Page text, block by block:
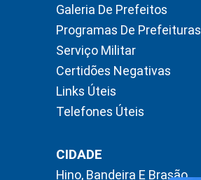
Galeria De Prefeitos
Programas De Prefeituras
Serviço Militar
Certidões Negativas
Links Úteis
Telefones Úteis
CIDADE
Hino, Bandeira E Brasão